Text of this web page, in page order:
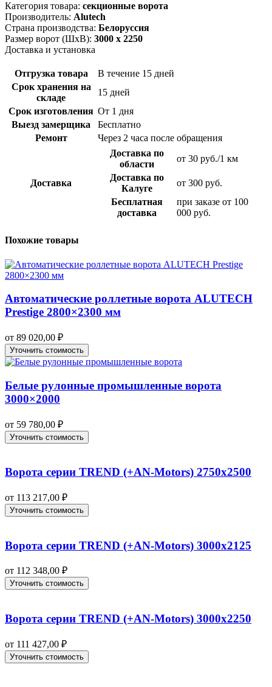
Категория товара: секционные ворота
Производитель: Alutech
Страна производства: Белоруссия
Размер ворот (ШхВ): 3000 х 2250
Доставка и установка
Отгрузка товара
В течение 15 дней
Срок хранения на
складе
15 дней
Срок изготовления От 1 дня
Выезд замерщика
Бесплатно
Ремонт
Через 2 часа после обращения
Доставка
Доставка по
области
от 30 руб./1 км
Доставка по
Калуге
от 300 руб.
Бесплатная
доставка
при заказе от 100
000 руб.
Похожие товары
Автоматические роллетные ворота ALUTECH
Prestige 2800×2300 мм
от 89 020,00 ₽
Уточнить стоимость
Белые рулонные промышленные ворота
3000×2000
от 59 780,00 ₽
Уточнить стоимость
Ворота серии TREND (+AN‑Motors) 2750х2500
от 113 217,00 ₽
Уточнить стоимость
Ворота серии TREND (+AN‑Motors) 3000х2125
от 112 348,00 ₽
Уточнить стоимость
Ворота серии TREND (+AN‑Motors) 3000х2250
от 111 427,00 ₽
Уточнить стоимость